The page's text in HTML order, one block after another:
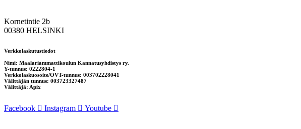
Kornetintie 2b
00380 HELSINKI
Verkkolaskutustiedot
Nimi: Maalariammattikoulun Kannatusyhdistys ry.
Y-tunnus: 0222804-1
Verkkolaskuosoite/OVT-tunnus: 003702228041
Välittäjän tunnus: 003723327487
Välittäjä: Apix
Facebook Instagram Youtube